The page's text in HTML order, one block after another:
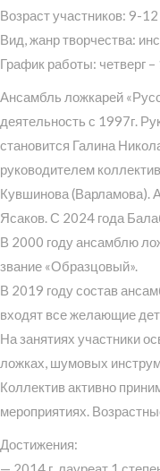
Возраст участников: 9-
Вид, жанр творчества:
График работы: четверг
Ансамбль ложкарей
деятельность с 1997г.
становится Галина
руководителем
Кувшинова (Варламова).
Ясаков. С 2024 года
В 2000 году ансамблю
звание «Образцовый».
В 2019 году состав
входят все желающие
На занятиях участники
ложках, шумовых
Коллектив активно
мероприятиях.
Достижения: